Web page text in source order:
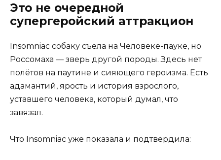
Это не очередной
супергеройский аттракцион
Insomniac собаку съела на Человеке-пауке, но
Россомаха — зверь другой породы. Здесь нет
полётов на паутине и сияющего героизма. Есть
адамантий, ярость и история взрослого,
уставшего человека, который думал, что
завязал.
Что Insomniac уже показала и подтвердила: